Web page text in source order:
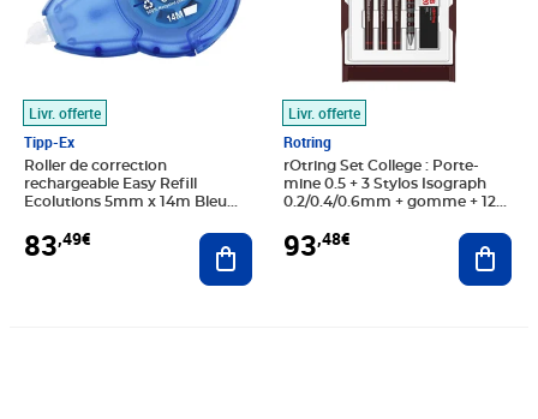
Livr. offerte
Tipp-Ex
Roller de correction
rechargeable Easy Refill
Ecolutions 5mm x 14m Bleu
OFFERTS (paquet 20 unités)
83,49€ Ajouter au panier
Livr. offerte
Rotring
rOtring Set College : Porte-
mine 0.5 + 3 Stylos Isograph
0.2/0.4/0.6mm + gomme + 12
ml + attache compas
93,48€